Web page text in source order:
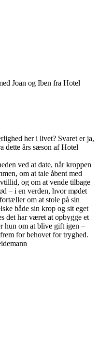
Joan og Iben fra Hotel
her i livet? Svaret er ja,
dette års sæson af Hotel
ved at date, når kroppen
om at tale åbent med
og om at vende tilbage
– i en verden, hvor mødet
om at stole på sin
både sin krop og sit eget
det har været at opbygge et
hun om at blive gift igen –
for behovet for tryghed.